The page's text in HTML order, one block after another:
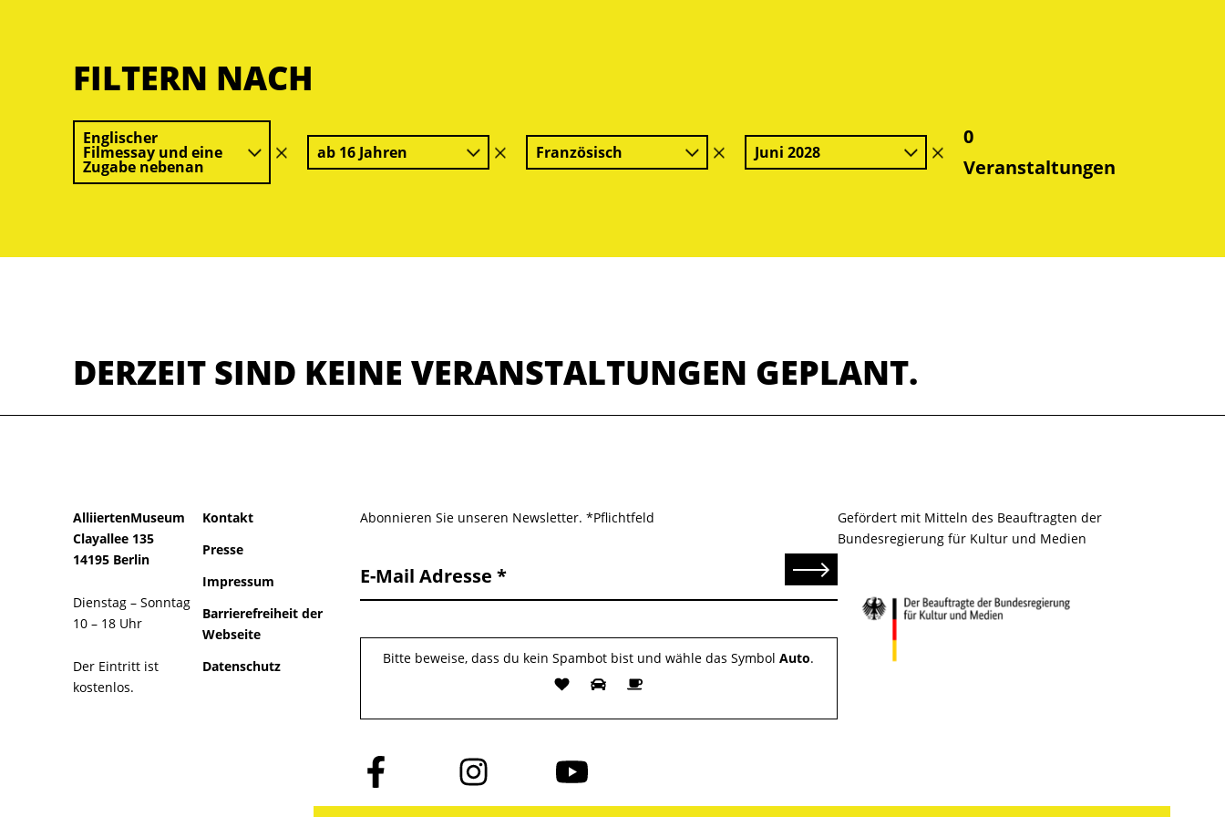
FILTERN NACH
Englischer
Filmessay und eine
Zugabe nebenan
Filter
löschen
ab 16 Jahren
Filter
löschen
Französisch
Filter
löschen
Juni 2028
Filter
löschen
0
Veranstaltungen
DERZEIT SIND KEINE VERANSTALTUNGEN GEPLANT.
AlliiertenMuseum
Clayallee 135
14195 Berlin
Dienstag – Sonntag
10 – 18 Uhr
Der Eintritt ist
kostenlos.
Kontakt
Presse
Impressum
Barrierefreiheit der
Webseite
Datenschutz
Abonnieren Sie unseren Newsletter. *Pflichtfeld
E-Mail Adresse Senden
Bitte beweise, dass du kein Spambot bist und wähle das Symbol Auto.
Folge
uns
auf
Folge
uns
auf
Folge
uns
auf
Gefördert mit Mitteln des Beauftragten der
Bundesregierung für Kultur und Medien